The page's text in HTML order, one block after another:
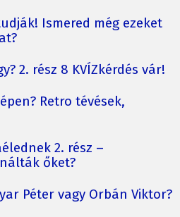
Ismered még ezeket
2. rész 8 KVÍZkérdés vár!
Retro tévések,
2. rész –
őket?
Péter vagy Orbán Viktor?